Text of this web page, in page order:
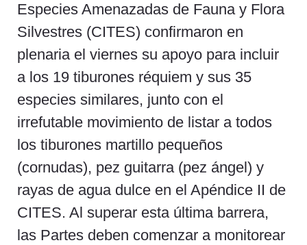
Especies Amenazadas de Fauna y Flora
Silvestres (CITES) confirmaron en
plenaria el viernes su apoyo para incluir
a los 19 tiburones réquiem y sus 35
especies similares, junto con el
irrefutable movimiento de listar a todos
los tiburones martillo pequeños
(cornudas), pez guitarra (pez ángel) y
rayas de agua dulce en el Apéndice II de
CITES. Al superar esta última barrera,
las Partes deben comenzar a monitorear